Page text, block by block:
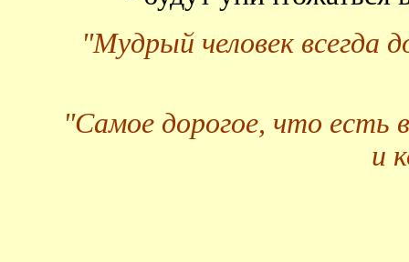
"Мудрый человек всегда
"Самое дорогое, что есть
и